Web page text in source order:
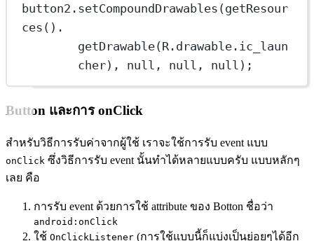
button2. setCompoundDrawables (getResour
ces ().
getDrawable(R.drawable.ic_laun
cher), null , null , null );
Button และการ onClick
สำหรับวิธีการรับค่าจากผู้ใช้ เราจะใช้การรับ event แบบ
onClick ซึ่งวิธีการรับ event นั้นทำได้หลายแบบครับ แบบหลักๆ
เลย คือ
การรับ event ด้วยการใช้ attribute ของ Botton ชื่อว่า
android:onClick
ใช้ OnClickListener (การใช้แบบนี้ก็แบ่งเป็นย่อยๆได้อีก